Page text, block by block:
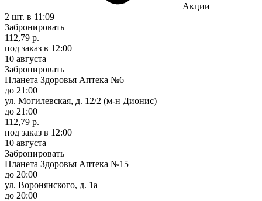
Акции
2 шт. в 11:09
Забронировать
112,79 р.
под заказ в 12:00
10 августа
Забронировать
Планета Здоровья Аптека №6
до 21:00
ул. Могилевская, д. 12/2 (м-н Дионис)
до 21:00
112,79 р.
под заказ в 12:00
10 августа
Забронировать
Планета Здоровья Аптека №15
до 20:00
ул. Воронянского, д. 1а
до 20:00